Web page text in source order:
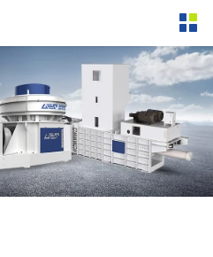
撕碎机 单轴撕碎机
撕碎机 液压粗碎机
破袋机 移动式撕碎站